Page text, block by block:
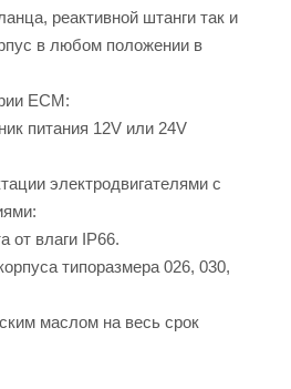
реактивной штанги так и
в любом положении в
EСМ:
питания 12V или 24V
электродвигателями с
от влаги IP66.
типоразмера 026, 030,
маслом на весь срок